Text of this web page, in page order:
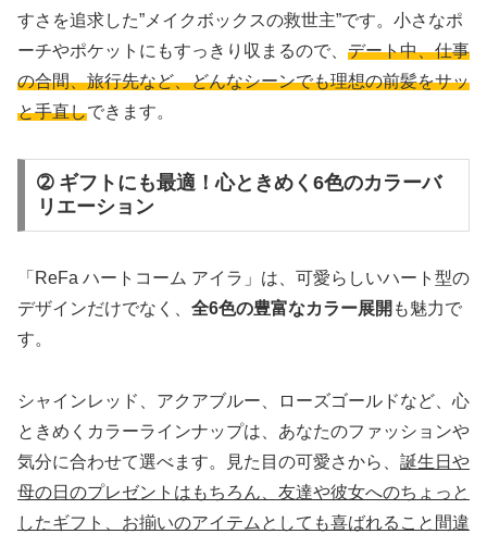
すさを追求した”メイクボックスの救世主”です。小さなポ
ーチやポケットにもすっきり収まるので、 デート中、仕事
の合間、旅行先など、どんなシーンでも理想の前髪をサッ
と手直しできます。
➁ ギフトにも最適！心ときめく6色のカラーバ
リエーション
「ReFa ハートコーム アイラ」は、可愛らしいハート型の
デザインだけでなく、 全6色の豊富なカラー展開 も魅力で
す。
シャインレッド、アクアブルー、ローズゴールドなど、心
ときめくカラーラインナップは、あなたのファッションや
気分に合わせて選べます。見た目の可愛さから、 誕生日や
母の日のプレゼントはもちろん、友達や彼女へのちょっと
したギフト、お揃いのアイテムとしても喜ばれること間違